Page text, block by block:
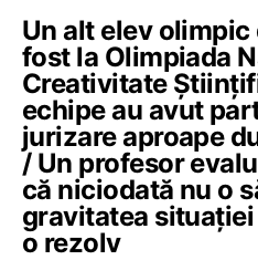
Un alt elev
fost la Olimpiada
Creativitate
echipe au avut
jurizare aproape
/ Un profesor
că niciodată nu o
gravitatea
o rezolv